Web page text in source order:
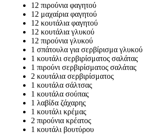
12 πιρούνια φαγητού
12 μαχαίρια φαγητού
12 κουτάλια φαγητού
12 κουτάλια γλυκού
12 πιρούνια γλυκού
1 σπάτουλα για σερβίρισμα γλυκού
1 κουτάλι σερβιρίσματος σαλάτας
1 πιρούνι σερβιρίσματος σαλάτας
2 κουτάλια σερβιρίσματος
1 κουτάλα σάλτσας
1 κουτάλα σούπας
1 λαβίδα ζάχαρης
1 κουτάλι κρέμας
2 πιρούνια κρέατος
1 κουτάλι βουτύρου